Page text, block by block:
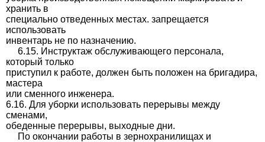
хранить в
специально отведенных местах. запрещается
использовать
инвентарь не по назначению.
6.15. Инструктаж обслуживающего персонала,
который только
приступил к работе, должен быть положен на бригадира,
мастера
или сменного инженера.
6.16. Для уборки использовать перерывы между
сменами,
обеденные перерывы, выходные дни.
По окончании работы в зернохранилищах и